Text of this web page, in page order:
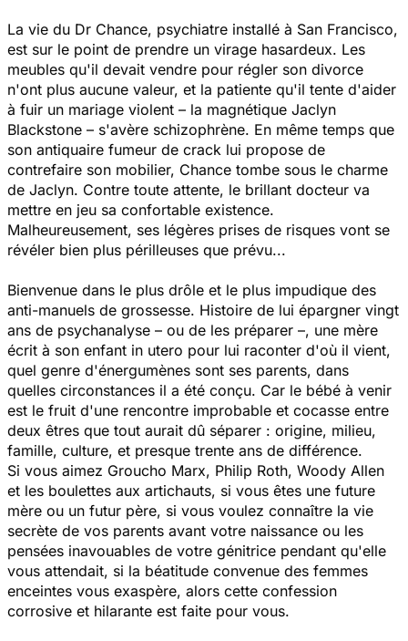
La vie du Dr Chance, psychiatre installé à San Francisco,
est sur le point de prendre un virage hasardeux. Les
meubles qu'il devait vendre pour régler son divorce
n'ont plus aucune valeur, et la patiente qu'il tente d'aider
à fuir un mariage violent – la magnétique Jaclyn
Blackstone – s'avère schizophrène. En même temps que
son antiquaire fumeur de crack lui propose de
contrefaire son mobilier, Chance tombe sous le charme
de Jaclyn. Contre toute attente, le brillant docteur va
mettre en jeu sa confortable existence.
Malheureusement, ses légères prises de risques vont se
révéler bien plus périlleuses que prévu...
Bienvenue dans le plus drôle et le plus impudique des
anti-manuels de grossesse. Histoire de lui épargner vingt
ans de psychanalyse – ou de les préparer –, une mère
écrit à son enfant in utero pour lui raconter d'où il vient,
quel genre d'énergumènes sont ses parents, dans
quelles circonstances il a été conçu. Car le bébé à venir
est le fruit d'une rencontre improbable et cocasse entre
deux êtres que tout aurait dû séparer : origine, milieu,
famille, culture, et presque trente ans de différence.
Si vous aimez Groucho Marx, Philip Roth, Woody Allen
et les boulettes aux artichauts, si vous êtes une future
mère ou un futur père, si vous voulez connaître la vie
secrète de vos parents avant votre naissance ou les
pensées inavouables de votre génitrice pendant qu'elle
vous attendait, si la béatitude convenue des femmes
enceintes vous exaspère, alors cette confession
corrosive et hilarante est faite pour vous.